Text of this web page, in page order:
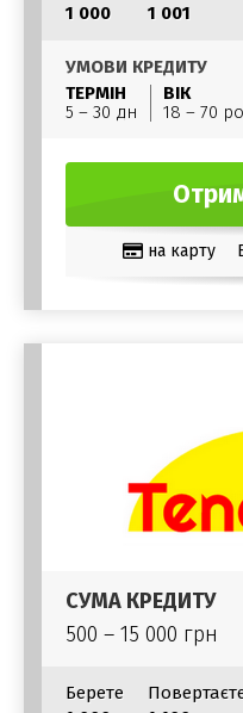
1 000
1 001
УМОВИ КРЕДИТУ
ТЕРМІН
5 – 30 дн
ВІК
18 – 70
на карту
СУМА КРЕДИТУ
500 – 15 000 грн
Берете